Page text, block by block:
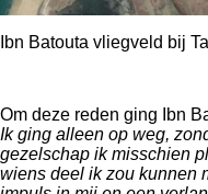
Ibn Batouta vliegveld bij
Om deze reden ging Ibn
Ik ging alleen op weg,
gezelschap ik misschien
wiens deel ik zou kunnen